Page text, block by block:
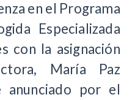
en el Programa
Especializada
con la asignación
María Paz
anunciado por el